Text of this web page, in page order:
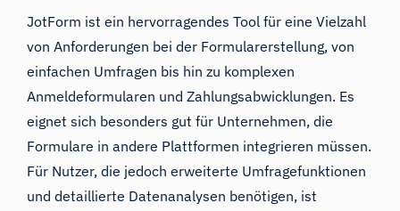
JotForm ist ein hervorragendes Tool für eine Vielzahl
von Anforderungen bei der Formularerstellung, von
einfachen Umfragen bis hin zu komplexen
Anmeldeformularen und Zahlungsabwicklungen. Es
eignet sich besonders gut für Unternehmen, die
Formulare in andere Plattformen integrieren müssen.
Für Nutzer, die jedoch erweiterte Umfragefunktionen
und detaillierte Datenanalysen benötigen, ist